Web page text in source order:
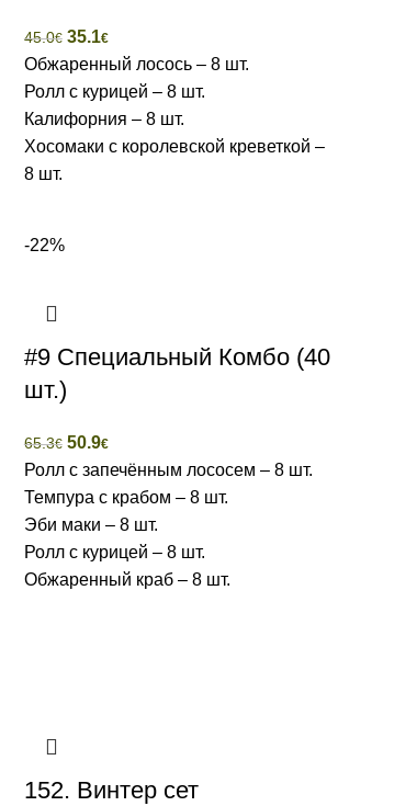
45.0€ 35.1€
Обжаренный лосось – 8 шт.
Ролл с курицей – 8 шт.
Калифорния – 8 шт.
Хосомаки с королевской креветкой –
8 шт.
-22%
#9 Специальный Комбо (40
шт.)
65.3€ 50.9€
Ролл с запечённым лососем – 8 шт.
Темпура с крабом – 8 шт.
Эби маки – 8 шт.
Ролл с курицей – 8 шт.
Обжаренный краб – 8 шт.
152. Винтер сет